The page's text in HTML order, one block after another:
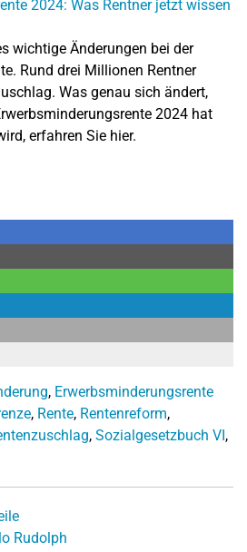
wichtige Änderungen bei der
Rund drei Millionen Rentner
Was genau sich ändert,
2024 hat
erfahren Sie hier.
, Erwerbsminderungsrente
, Rente, Rentenreform,
, Sozialgesetzbuch VI,
Rudolph